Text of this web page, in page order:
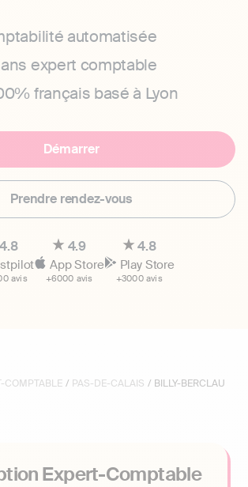
automatisée
expert comptable
français basé à Lyon
Démarrer
Prendre rendez-vous
4.8
avis
4.9
App Store
+6000 avis
4.8
Play Store
+3000 avis
COMPTABLE / PAS-DE-CALAIS / BILLY-BERCLAU
Expert-Comptable